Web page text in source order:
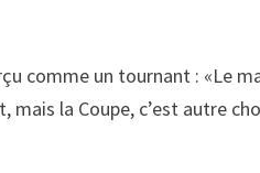
comme un tournant : «Le
la Coupe, c’est autre